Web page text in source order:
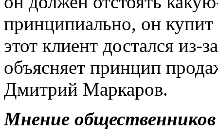
принципиально, он
этот клиент достался
объясняет принцип
Дмитрий Маркаров.
Мнение общественников